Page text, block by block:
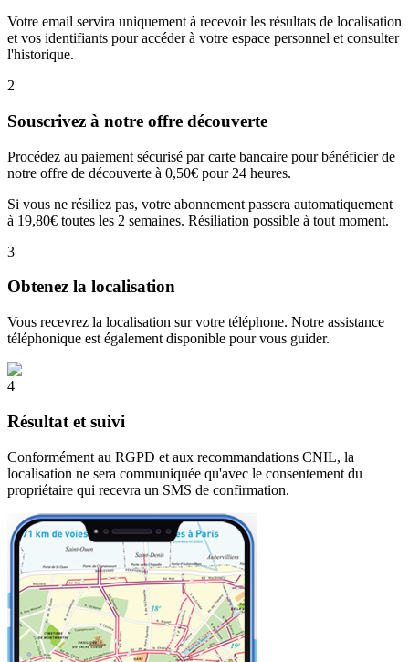
Votre email servira uniquement à recevoir les résultats de localisation
et vos identifiants pour accéder à votre espace personnel et consulter
l'historique.
2
Souscrivez à notre offre découverte
Procédez au paiement sécurisé par carte bancaire pour bénéficier de
notre offre de découverte à 0,50€ pour 24 heures.
Si vous ne résiliez pas, votre abonnement passera automatiquement
à 19,80€ toutes les 2 semaines. Résiliation possible à tout moment.
3
Obtenez la localisation
Vous recevrez la localisation sur votre téléphone. Notre assistance
téléphonique est également disponible pour vous guider.
4
Résultat et suivi
Conformément au RGPD et aux recommandations CNIL, la
localisation ne sera communiquée qu'avec le consentement du
propriétaire qui recevra un SMS de confirmation.